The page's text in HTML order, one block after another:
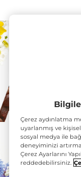
Çerez aydınlatma
uyarlanmış ve
sosyal medya ile
deneyiminizi
Çerez Ayarlarını
reddedebilirsiniz.